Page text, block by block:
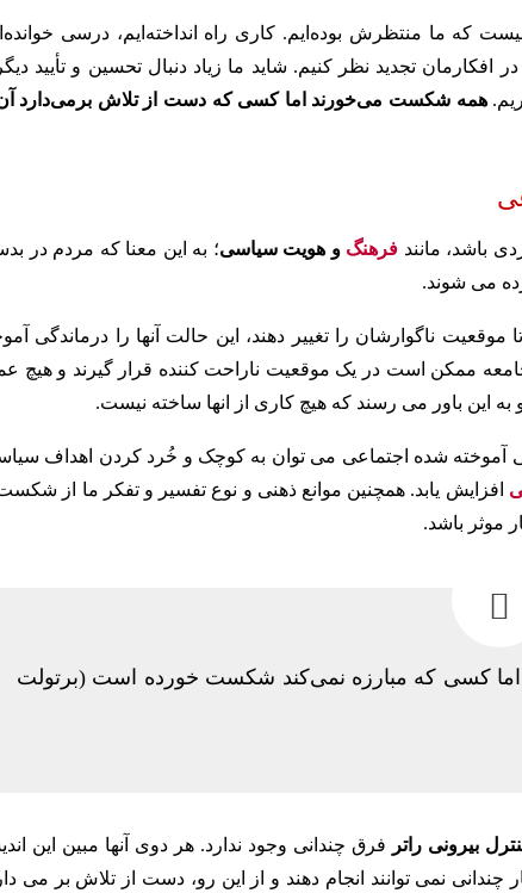
که ما منتظرش بوده‌ایم. کاری راه انداخته‌ایم، درسی
تجدید نظر کنیم. شاید ما زیاد دنبال تحسین و تأیید
همه شکست می‌خورند اما کسی که دست از تلاش برمی‌دارد آن
باشد، مانند فرهنگ و هویت سیاسی؛ به این معنا که مردم در
می شوند.
ناگوارشان را تغییر دهند، این حالت آنها را درماندگی
ممکن است در یک موقعیت ناراحت کننده قرار گیرند و هیچ
و به این باور می رسند که هیچ کاری از انها ساخته نیست.
آموخته شده اجتماعی می توان به کوچک و خُرد کردن اهداف
افزایش یابد. همچنین موانع ذهنی و نوع تفسیر و تفکر ما از
موثر باشد.
کسی که مبارزه نمی‌کند شکست خورده است (برتولت
بیرونی راتر
فرق چندانی وجود ندارد. هر دوی آنها مبین این
چندانی نمی توانند انجام دهند و از این رو، دست از تلاش بر می